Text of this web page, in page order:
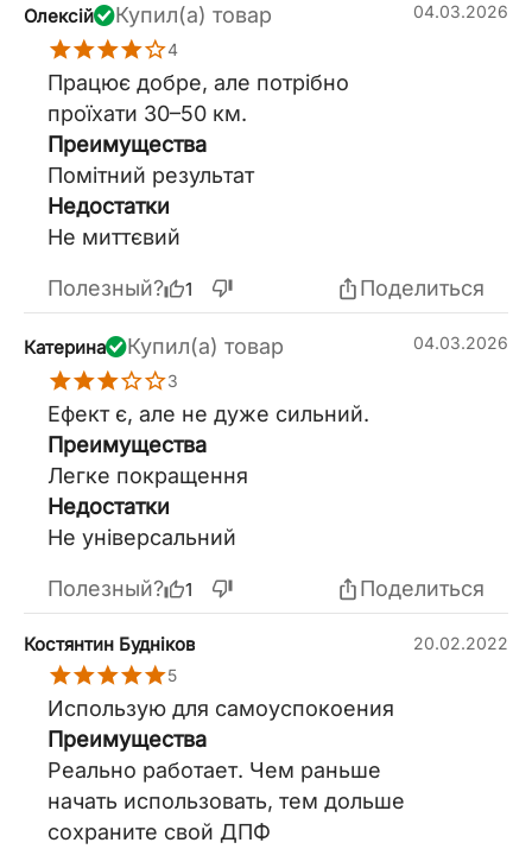
Олексій Купил(а) товар
04.03.2026
4
Працює добре, але потрібно
проїхати 30–50 км.
Преимущества
Помітний результат
Недостатки
Не миттєвий
Полезный? 1 Поделиться
Катерина Купил(а) товар
04.03.2026
3
Ефект є, але не дуже сильний.
Преимущества
Легке покращення
Недостатки
Не універсальний
Полезный? 1 Поделиться
Костянтин Будніков
20.02.2022
5
Использую для самоуспокоения
Преимущества
Реально работает. Чем раньше
начать использовать, тем дольше
сохраните свой ДПФ